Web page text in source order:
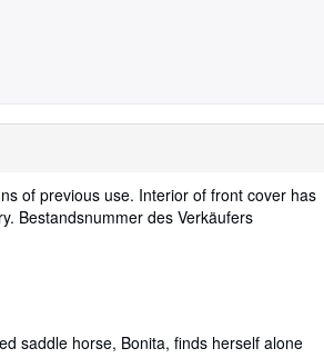
of previous use. Interior of front cover has
Bestandsnummer des Verkäufers
saddle horse, Bonita, finds herself alone